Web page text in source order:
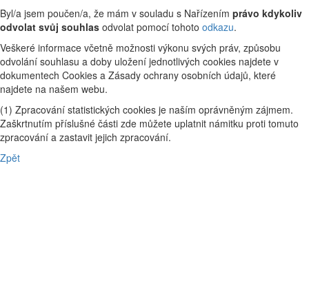
Byl/a jsem poučen/a, že mám v souladu s Nařízením právo kdykoliv
odvolat svůj souhlas odvolat pomocí tohoto odkazu.
Veškeré informace včetně možnosti výkonu svých práv, způsobu
odvolání souhlasu a doby uložení jednotlivých cookies najdete v
dokumentech Cookies a Zásady ochrany osobních údajů, které
najdete na našem webu.
(1) Zpracování statistických cookies je naším oprávněným zájmem.
Zaškrtnutím příslušné části zde můžete uplatnit námitku proti tomuto
zpracování a zastavit jejich zpracování.
Zpět